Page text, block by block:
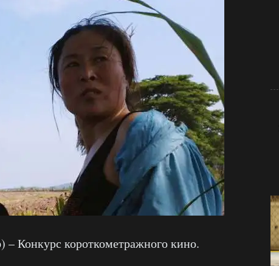
) – Конкурс короткометражного кино.